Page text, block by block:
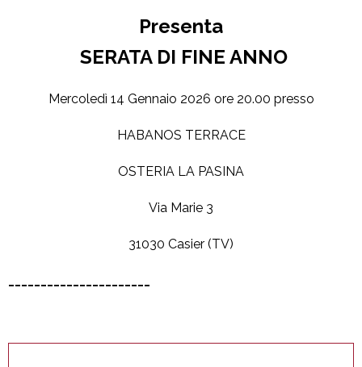
Presenta
SERATA DI FINE ANNO
Mercoledì 14 Gennaio 2026 ore 20.00 presso
HABANOS TERRACE
OSTERIA LA PASINA
Via Marie 3
31030 Casier (TV)